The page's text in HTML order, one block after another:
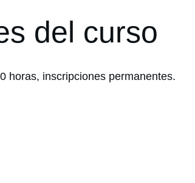
del curso
horas, inscripciones permanentes.